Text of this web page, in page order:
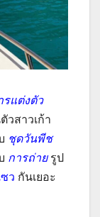
รแต่งตัว
วสาวเก้า
ชุดวันพีช
การถ่ายรูป
ว กันเยอะ